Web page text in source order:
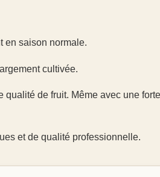
en saison normale.
cultivée.
de fruit. Même avec une
et de qualité professionnelle.